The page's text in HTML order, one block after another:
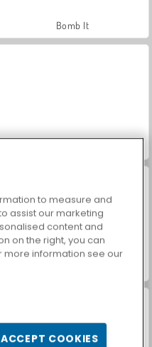
Bomb It
to measure and
assist our marketing
content and
on the right, you can
more information see our
ACCEPT COOKIES